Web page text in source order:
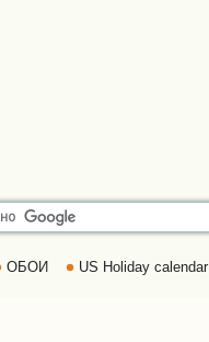
ОБОИ US Holiday calendar